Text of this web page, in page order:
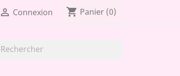
 Connexion shopping_cart Panier (0)